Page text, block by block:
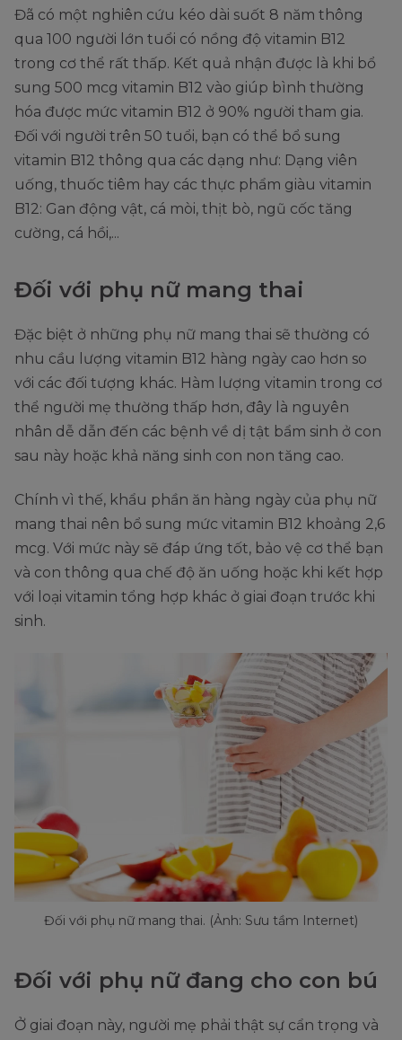
Đã có một nghiên cứu kéo dài suốt 8 năm thông
qua 100 người lớn tuổi có nồng độ vitamin B12
trong cơ thể rất thấp. Kết quả nhận được là khi bổ
sung 500 mcg vitamin B12 vào giúp bình thường
hóa được mức vitamin B12 ở 90% người tham gia.
Đối với người trên 50 tuổi, bạn có thể bổ sung
vitamin B12 thông qua các dạng như: Dạng viên
uống, thuốc tiêm hay các thực phẩm giàu vitamin
B12: Gan động vật, cá mòi, thịt bò, ngũ cốc tăng
cường, cá hồi,...
Đối với phụ nữ mang thai
Đặc biệt ở những phụ nữ mang thai sẽ thường có
nhu cầu lượng vitamin B12 hàng ngày cao hơn so
với các đối tượng khác. Hàm lượng vitamin trong cơ
thể người mẹ thường thấp hơn, đây là nguyên
nhân dễ dẫn đến các bệnh về dị tật bẩm sinh ở con
sau này hoặc khả năng sinh con non tăng cao.
Chính vì thế, khẩu phần ăn hàng ngày của phụ nữ
mang thai nên bổ sung mức vitamin B12 khoảng 2,6
mcg. Với mức này sẽ đáp ứng tốt, bảo vệ cơ thể bạn
và con thông qua chế độ ăn uống hoặc khi kết hợp
với loại vitamin tổng hợp khác ở giai đoạn trước khi
sinh.
Đối với phụ nữ mang thai. (Ảnh: Sưu tầm Internet)
Đối với phụ nữ đang cho con bú
Ở giai đoạn này, người mẹ phải thật sự cẩn trọng và